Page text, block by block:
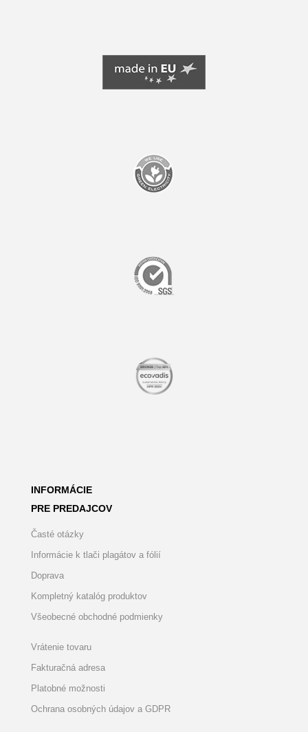
INFORMÁCIE
PRE PREDAJCOV
Časté otázky
Informácie k tlači plagátov a fólií
Doprava
Kompletný katalóg produktov
Všeobecné obchodné podmienky
Vrátenie tovaru
Fakturačná adresa
Platobné možnosti
Ochrana osobných údajov a GDPR